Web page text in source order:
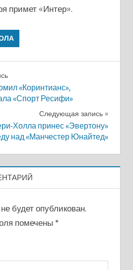
примет «Интер».
«Коринтианс»,
«Спорт Ресифи»
Следующая запись
Холла принес «Эвертону»
над «Манчестер Юнайтед»
будет опубликован.
помечены *